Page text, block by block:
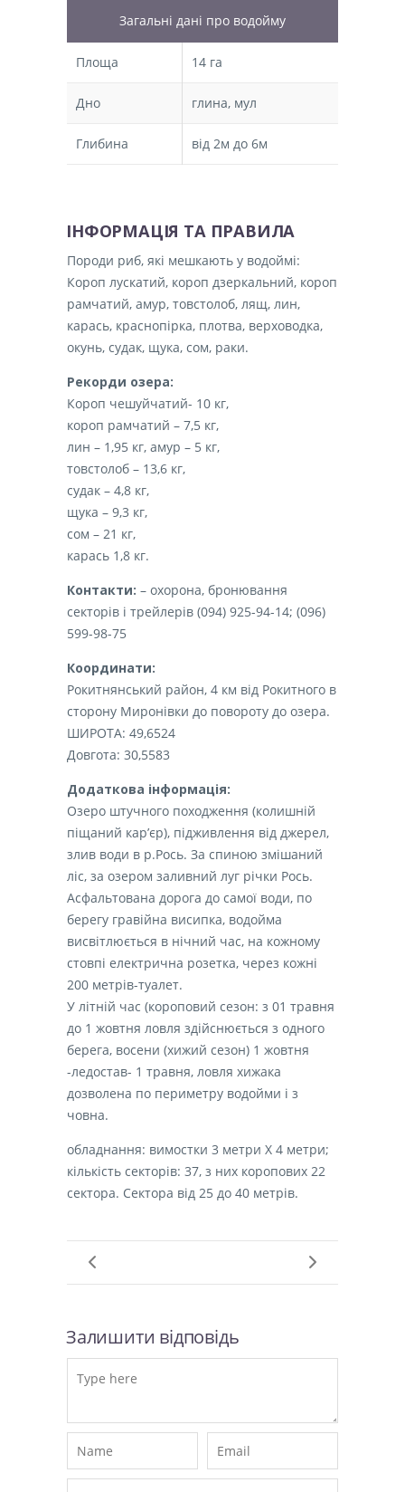
Загальні дані про водойму
Площа 14 га
Дно глина, мул
Глибина від 2м до 6м
ІНФОРМАЦІЯ ТА ПРАВИЛА
Породи риб, які мешкають у водоймі:
Короп лускатий, короп дзеркальний, короп
рамчатий, амур, товстолоб, лящ, лин,
карась, краснопірка, плотва, верховодка,
окунь, судак, щука, сом, раки.
Рекорди озера:
Короп чешуйчатий- 10 кг,
короп рамчатий – 7,5 кг,
лин – 1,95 кг, амур – 5 кг,
товстолоб – 13,6 кг,
судак – 4,8 кг,
щука – 9,3 кг,
сом – 21 кг,
карась 1,8 кг.
Контакти: – охорона, бронювання
секторів і трейлерів (094) 925-94-14; (096)
599-98-75
Координати:
Рокитнянський район, 4 км від Рокитного в
сторону Миронівки до повороту до озера.
ШИРОТА: 49,6524
Довгота: 30,5583
Додаткова інформація:
Озеро штучного походження (колишній
піщаний кар’єр), підживлення від джерел,
злив води в р.Рось. За спиною змішаний
ліс, за озером заливний луг річки Рось.
Асфальтована дорога до самої води, по
берегу гравійна висипка, водойма
висвітлюється в нічний час, на кожному
стовпі електрична розетка, через кожні
200 метрів-туалет.
У літній час (короповий сезон: з 01 травня
до 1 жовтня ловля здійснюється з одного
берега, восени (хижий сезон) 1 жовтня
-ледостав- 1 травня, ловля хижака
дозволена по периметру водойми і з
човна.
обладнання: вимостки 3 метри Х 4 метри;
кількість секторів: 37, з них коропових 22
сектора. Сектора від 25 до 40 метрів.
Залишити відповідь